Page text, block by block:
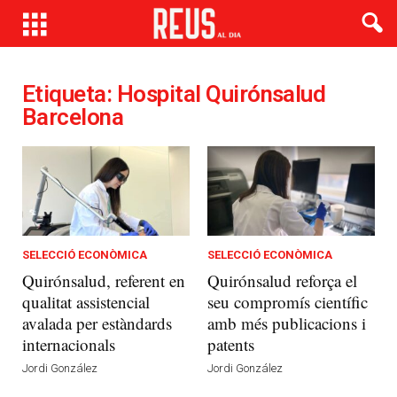
Etiqueta: Hospital Quirónsalud
Barcelona
SELECCIÓ ECONÒMICA
Quirónsalud, referent en
qualitat assistencial
avalada per estàndards
internacionals
Jordi González
SELECCIÓ ECONÒMICA
Quirónsalud reforça el
seu compromís científic
amb més publicacions i
patents
Jordi González